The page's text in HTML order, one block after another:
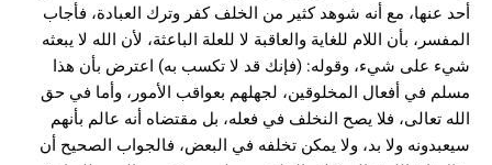
أحد عنها، مع أنه شوهد كثير من الخلف كفر وترك العبادة، فأجاب
المفسر، بأن اللام للغاية والعاقبة لا للعلة الباعثة، لأن الله لا يبعثه
شيء على شيء، وقوله: (فإنك قد لا تكسب به) اعترض بأن هذا
مسلم في أفعال المخلوقين، لجهلهم بعواقب الأمور، وأما في حق
الله تعالى، فلا يصح النخلف في فعله، بل مقتضاه أنه عالم بأنهم
سيعبدونه ولا بد، ولا يمكن تخلفه في البعض، فالجواب الصحيح أن